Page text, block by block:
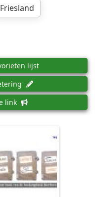
Friesland
lijst
link